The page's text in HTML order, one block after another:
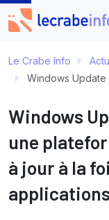
Le Crabe Info
Windows Update va évoluer vers
Windows
une
à jour à la
applications